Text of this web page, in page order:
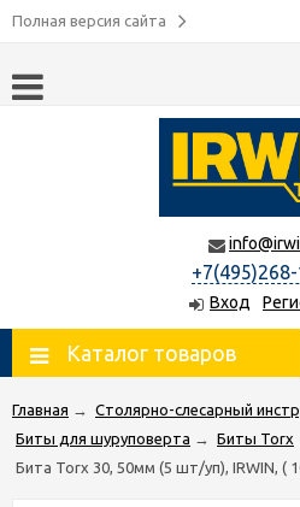
Полная версия сайта
Вход
Каталог товаров
Главная → Столярно-слесарный
Биты для шуруповерта → Биты Torx
Бита Torx 30, 50мм (5 шт/уп), IRWIN, (